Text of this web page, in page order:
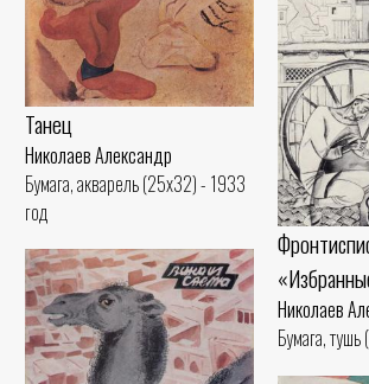
Танец
Николаев Александр
Бумага, акварель (25x32) - 1933
год
Николаев
Бумага,